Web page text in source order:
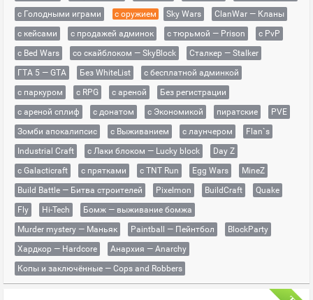
с Голодными играми
с оружием Sky Wars
ClanWar — Кланы
с кейсами
с продажей админок с тюрьмой — Prison
с PvP
с Bed Wars
со скайблоком — SkyBlock
Сталкер — Stalker
ГТА 5 — GTA
Без WhiteList
с бесплатной админкой
с паркуром
с RPG с ареной
Без регистрации
с ареной сплиф
с донатом с Экономикой пиратские
PVE
Зомби апокалипсис
с Выживанием с лаунчером
Flan`s
Industrial Craft
с Лаки блоком — Lucky block
Day Z
с Galacticraft
с прятками с TNT Run Egg Wars
MineZ
Build Battle — Битва строителей
Pixelmon BuildCraft
Quake
Fly
Hi-Tech
Бомж — выживание бомжа
Murder mystery — Маньяк
Paintball — Пейнтбол
BlockParty
Хардкор — Hardcore
Анархия — Anarchy
Копы и заключённые — Cops and Robbers